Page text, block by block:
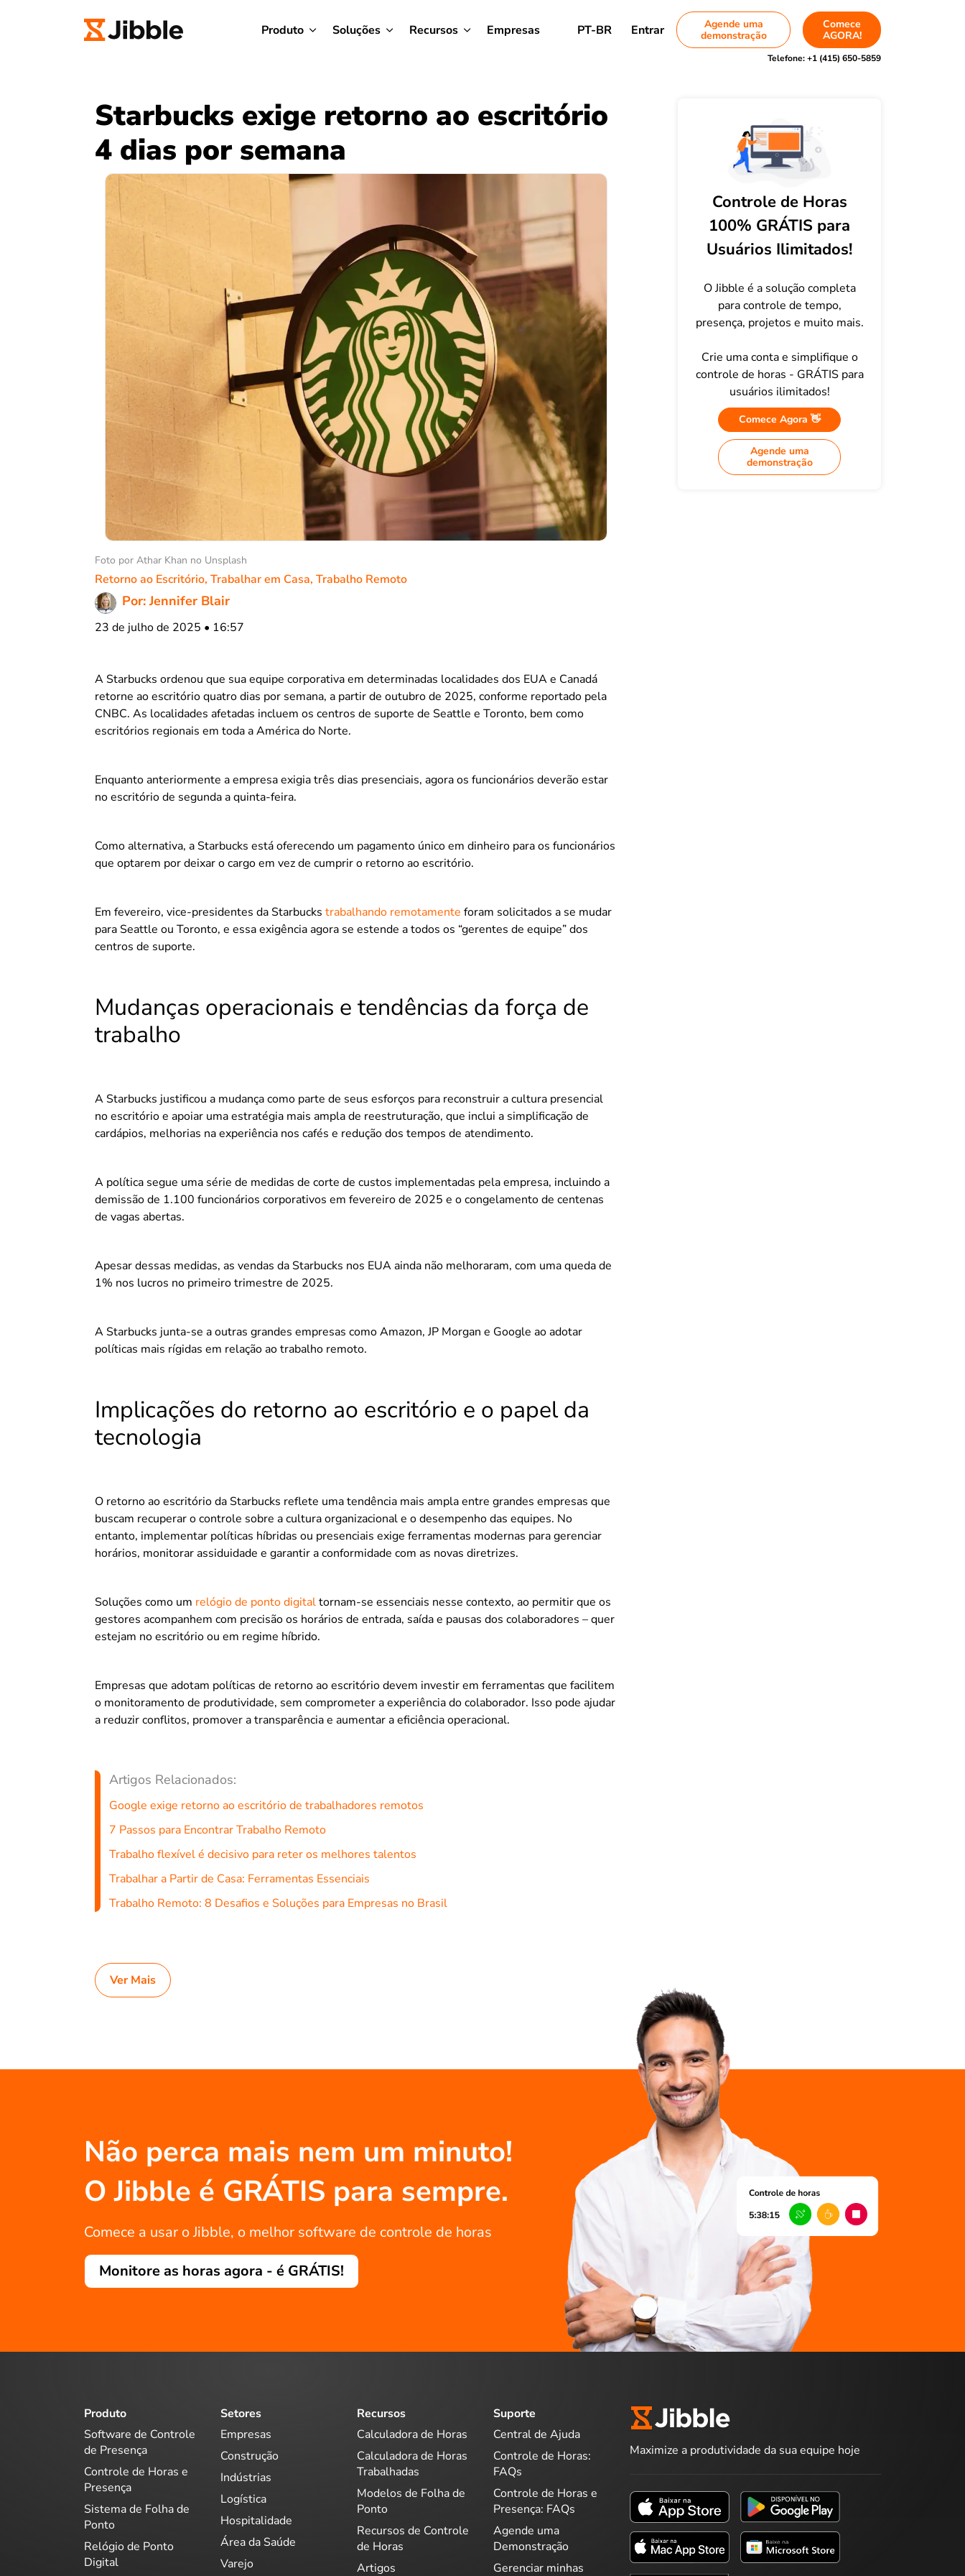
Produto Soluções Recursos Empresas PT-BR Entrar
Agende uma
demonstração
Comece
AGORA!
Telefone:+1 (415) 650-5859
Starbucks exige retorno ao escritório
4 dias por semana
Foto por Athar Khan no Unsplash
Retorno ao Escritório, Trabalhar em Casa, Trabalho Remoto
Por: Jennifer Blair
23 de julho de 2025 • 16:57
A Starbucks ordenou que sua equipe corporativa em determinadas localidades dos EUA e Canadá
retorne ao escritório quatro dias por semana, a partir de outubro de 2025, conforme reportado pela
CNBC. As localidades afetadas incluem os centros de suporte de Seattle e Toronto, bem como
escritórios regionais em toda a América do Norte.
Enquanto anteriormente a empresa exigia três dias presenciais, agora os funcionários deverão estar
no escritório de segunda a quinta-feira.
Como alternativa, a Starbucks está oferecendo um pagamento único em dinheiro para os funcionários
que optarem por deixar o cargo em vez de cumprir o retorno ao escritório.
Em fevereiro, vice-presidentes da Starbucks trabalhando remotamente foram solicitados a se mudar
para Seattle ou Toronto, e essa exigência agora se estende a todos os “gerentes de equipe” dos
centros de suporte.
Mudanças operacionais e tendências da força de
trabalho
A Starbucks justificou a mudança como parte de seus esforços para reconstruir a cultura presencial
no escritório e apoiar uma estratégia mais ampla de reestruturação, que inclui a simplificação de
cardápios, melhorias na experiência nos cafés e redução dos tempos de atendimento.
A política segue uma série de medidas de corte de custos implementadas pela empresa, incluindo a
demissão de 1.100 funcionários corporativos em fevereiro de 2025 e o congelamento de centenas
de vagas abertas.
Apesar dessas medidas, as vendas da Starbucks nos EUA ainda não melhoraram, com uma queda de
1% nos lucros no primeiro trimestre de 2025.
A Starbucks junta-se a outras grandes empresas como Amazon, JP Morgan e Google ao adotar
políticas mais rígidas em relação ao trabalho remoto.
Implicações do retorno ao escritório e o papel da
tecnologia
O retorno ao escritório da Starbucks reflete uma tendência mais ampla entre grandes empresas que
buscam recuperar o controle sobre a cultura organizacional e o desempenho das equipes. No
entanto, implementar políticas híbridas ou presenciais exige ferramentas modernas para gerenciar
horários, monitorar assiduidade e garantir a conformidade com as novas diretrizes.
Soluções como um relógio de ponto digitaltornam-se essenciais nesse contexto, ao permitir que os
gestores acompanhem com precisão os horários de entrada, saída e pausas dos colaboradores – quer
estejam no escritório ou em regime híbrido.
Empresas que adotam políticas de retorno ao escritório devem investir em ferramentas que facilitem
o monitoramento de produtividade, sem comprometer a experiência do colaborador. Isso pode ajudar
a reduzir conflitos, promover a transparência e aumentar a eficiência operacional.
Artigos Relacionados:
Google exige retorno ao escritório de trabalhadores remotos
7 Passos para Encontrar Trabalho Remoto
Trabalho flexível é decisivo para reter os melhores talentos
Trabalhar a Partir de Casa: Ferramentas Essenciais
Trabalho Remoto: 8 Desafios e Soluções para Empresas no Brasil
Ver Mais
Controle de Horas
100% GRÁTIS para
Usuários Ilimitados!
O Jibble é a solução completa
para controle de tempo,
presença, projetos e muito mais.
Crie uma conta e simplifique o
controle de horas - GRÁTIS para
usuários ilimitados!
Comece Agora 👋
Agende uma
demonstração
Não perca mais nem um minuto!
O Jibble é GRÁTIS para sempre.
Comece a usar o Jibble, o melhor software de controle de horas
Monitore as horas agora - é GRÁTIS!
Produto
Software de Controle
de Presença
Controle de Horas e
Presença
Sistema de Folha de
Ponto
Relógio de Ponto
Digital
Setores
Empresas
Construção
Indústrias
Logística
Hospitalidade
Área da Saúde
Varejo
Recursos
Calculadora de Horas
Calculadora de Horas
Trabalhadas
Modelos de Folha de
Ponto
Recursos de Controle
de Horas
Artigos
Suporte
Central de Ajuda
Controle de Horas:
FAQs
Controle de Horas e
Presença: FAQs
Agende uma
Demonstração
Gerenciar minhas
Maximize a produtividade da sua equipe hoje